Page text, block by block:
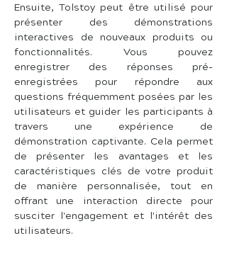
Ensuite, Tolstoy peut être utilisé pour
présenter des démonstrations
interactives de nouveaux produits ou
fonctionnalités. Vous pouvez
enregistrer des réponses pré-
enregistrées pour répondre aux
questions fréquemment posées par les
utilisateurs et guider les participants à
travers une expérience de
démonstration captivante. Cela permet
de présenter les avantages et les
caractéristiques clés de votre produit
de manière personnalisée, tout en
offrant une interaction directe pour
susciter l'engagement et l'intérêt des
utilisateurs.